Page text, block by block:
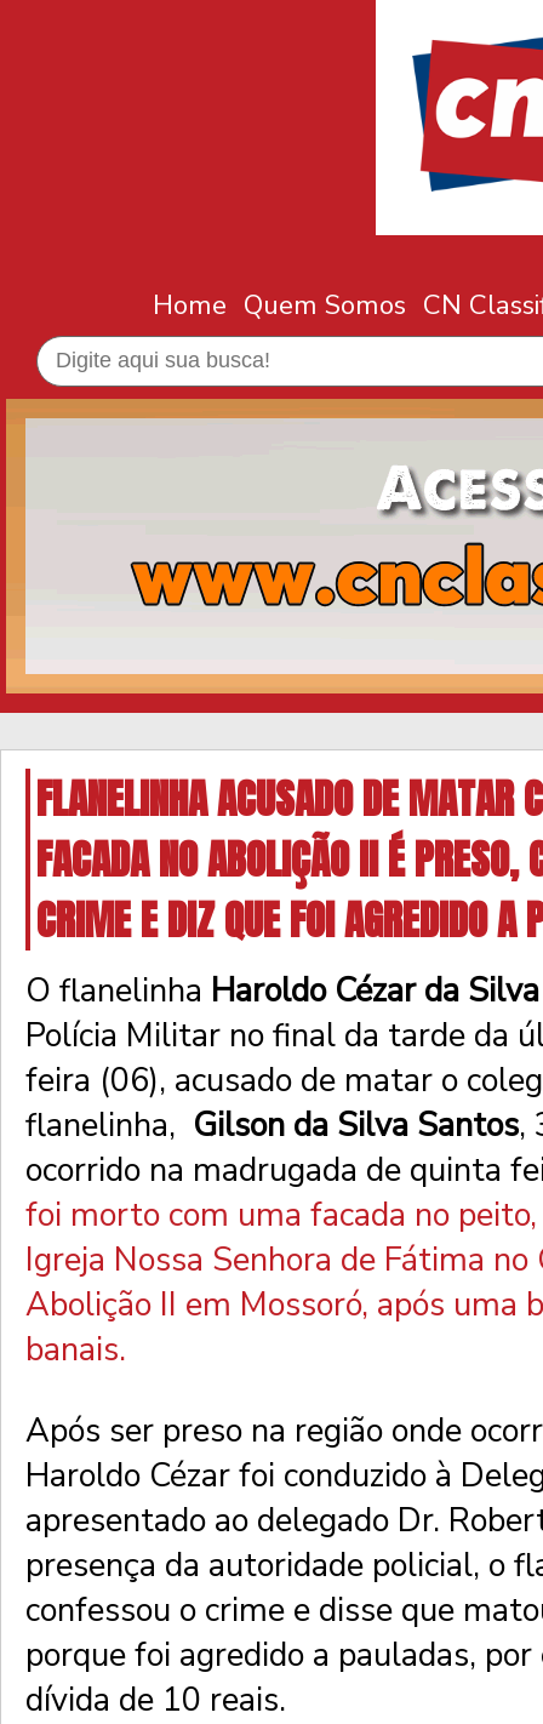
Home Quem Somos CN
FLANELINHA ACUSADO DE MATAR
FACADA NO ABOLIÇÃO II É PRESO,
CRIME E DIZ QUE FOI AGREDIDO A
O flanelinha Haroldo Cézar da Silva
Polícia Militar no final da tarde da
feira (06), acusado de matar o
flanelinha, Gilson da Silva Santos,
ocorrido na madrugada de quinta
foi morto com uma facada no
Igreja Nossa Senhora de Fátima no
Abolição II em Mossoró, após uma
banais.
Após ser preso na região onde
Haroldo Cézar foi conduzido à
apresentado ao delegado Dr.
presença da autoridade policial, o
confessou o crime e disse que
porque foi agredido a pauladas,
dívida de 10 reais.